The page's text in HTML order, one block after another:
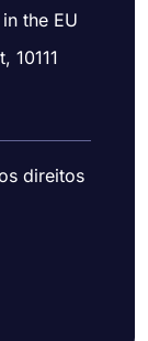
the EU
10111
direitos